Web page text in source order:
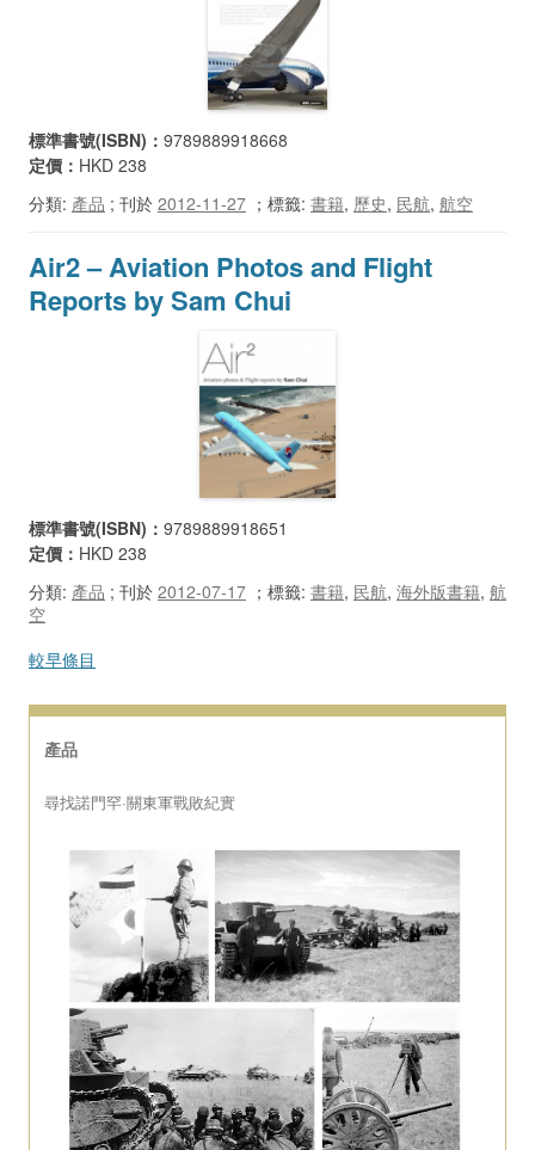
標準書號(ISBN)： 9789889918668
定價： HKD 238
分類: 產品 ; 刊於 2012-11-27 ； 標籤: 書籍, 歷史, 民航, 航空
Air2 – Aviation Photos and Flight
Reports by Sam Chui
標準書號(ISBN)： 9789889918651
定價： HKD 238
分類: 產品 ; 刊於 2012-07-17 ； 標籤: 書籍, 民航, 海外版書籍, 航
空
Post navigation
較早條目
產品
尋找諾門罕·關東軍戰敗紀實